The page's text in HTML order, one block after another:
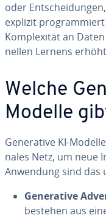
oder
explizit
Kom­ple­xi­tät an
nel­len Lernens
Welche
Modelle
Ge­ne­ra­ti­ve KI-
na­les Netz, um neue
Anwendung sind das
Ge­ne­ra­ti­ve
bestehen aus